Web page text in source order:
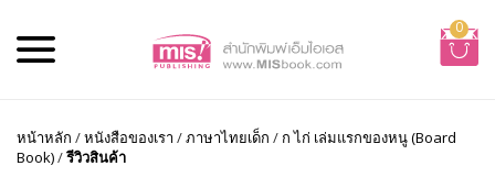
0
หน้าหลัก /หนังสือของเรา /ภาษาไทยเด็ก / ก ไก่ เล่มแรกของหนู (Board
Book)/รีวิวสินค้า